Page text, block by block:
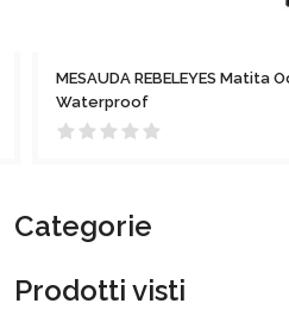
MESAUDA REBELEYES Matita Occhi
Waterproof
Categorie
Prodotti visti